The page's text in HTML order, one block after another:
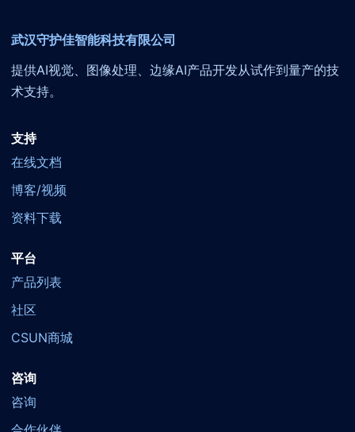
武汉守护佳智能科技有限公司
提供AI视觉、图像处理、边缘AI产品开发从试作到量产的技
术支持。
支持
在线文档
博客/视频
资料下载
平台
产品列表
社区
CSUN商城
咨询
咨询